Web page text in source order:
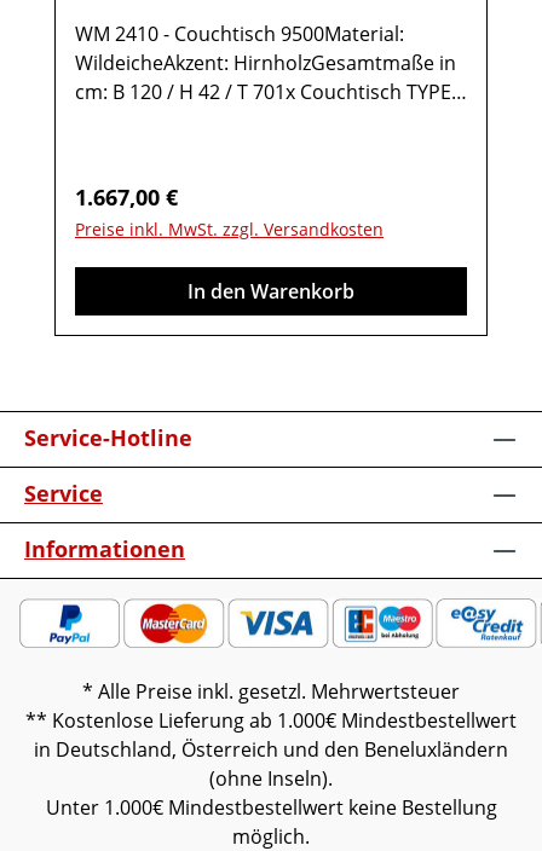
WM 2410 - Couchtisch 9500Material:
WildeicheAkzent: HirnholzGesamtmaße in
cm: B 120 / H 42 / T 701x Couchtisch TYPE
vormontiert (Restmontage kann
erforderlich sein).Farben können auf
verschiedenen Bildschirmen abweichen.
Deko oder andere Beimöbel sind nicht
enthalten. Abbildung kann abweichen.
Regulärer Preis:
1.667,00 €
Preise inkl. MwSt. zzgl. Versandkosten
In den Warenkorb
Service-Hotline
Service
Informationen
* Alle Preise inkl. gesetzl. Mehrwertsteuer
** Kostenlose Lieferung ab 1.000€ Mindestbestellwert
in Deutschland, Österreich und den Beneluxländern
(ohne Inseln).
Unter 1.000€ Mindestbestellwert keine Bestellung
möglich.